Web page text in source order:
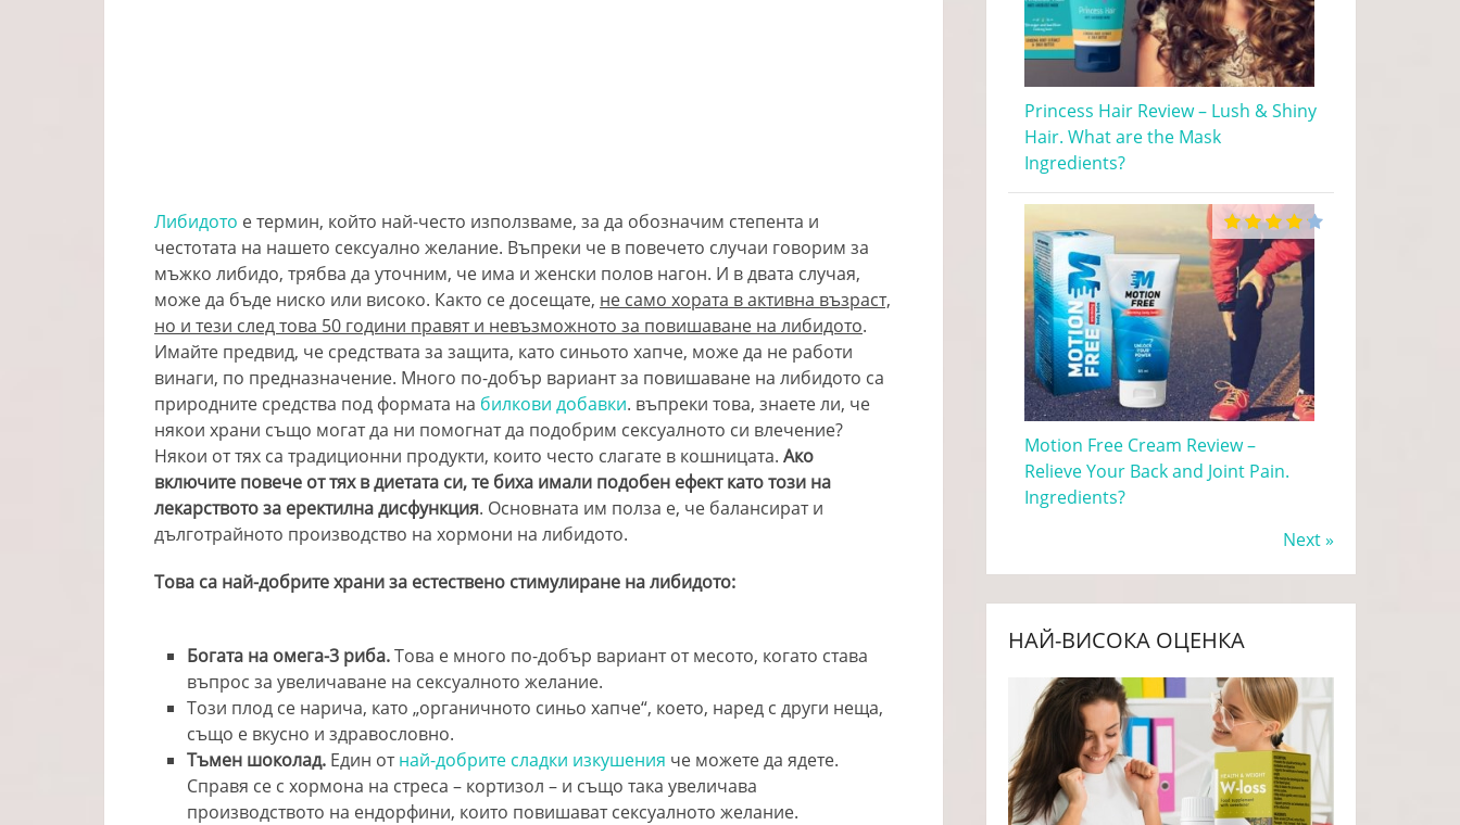
Либидото е термин, който най-често използваме, за да обозначим степента и
честотата на нашето сексуално желание. Въпреки че в повечето случаи говорим за
мъжко либидо, трябва да уточним, че има и женски полов нагон. И в двата случая,
може да бъде ниско или високо. Както се досещате, не само хората в активна възраст,
но и тези след това 50 години правят и невъзможното за повишаване на либидото.
Имайте предвид, че средствата за защита, като синьото хапче, може да не работи
винаги, по предназначение. Много по-добър вариант за повишаване на либидото са
природните средства под формата на билкови добавки. въпреки това, знаете ли, че
някои храни също могат да ни помогнат да подобрим сексуалното си влечение?
Някои от тях са традиционни продукти, които често слагате в кошницата. Ако
включите повече от тях в диетата си, те биха имали подобен ефект като този на
лекарството за еректилна дисфункция. Основната им полза е, че балансират и
дълготрайното производство на хормони на либидото.
Това са най-добрите храни за естествено стимулиране на либидото:
Богата на омега-3 риба.Това е много по-добър вариант от месото, когато става
въпрос за увеличаване на сексуалното желание.
Този плод се нарича, като „органичното синьо хапче“, което, наред с други неща,
също е вкусно и здравословно.
Тъмен шоколад. Един отнай-добрите сладки изкушения че можете да ядете.
Справя се с хормона на стреса – кортизол – и също така увеличава
производството на ендорфини, които повишават сексуалното желание.
Princess Hair Review – Lush & Shiny
Hair. What are the Mask
Ingredients?
Motion Free Cream Review –
Relieve Your Back and Joint Pain.
Ingredients?
Next »
НАЙ-ВИСОКА ОЦЕНКА